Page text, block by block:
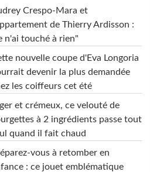
Crespo-Mara et
de Thierry Ardisson :
n'ai touché à rien"
nouvelle coupe d'Eva Longoria
devenir la plus demandée
les coiffeurs cet été
et crémeux, ce velouté de
à 2 ingrédients passe tout
quand il fait chaud
vous à retomber en
: ce jouet emblématique